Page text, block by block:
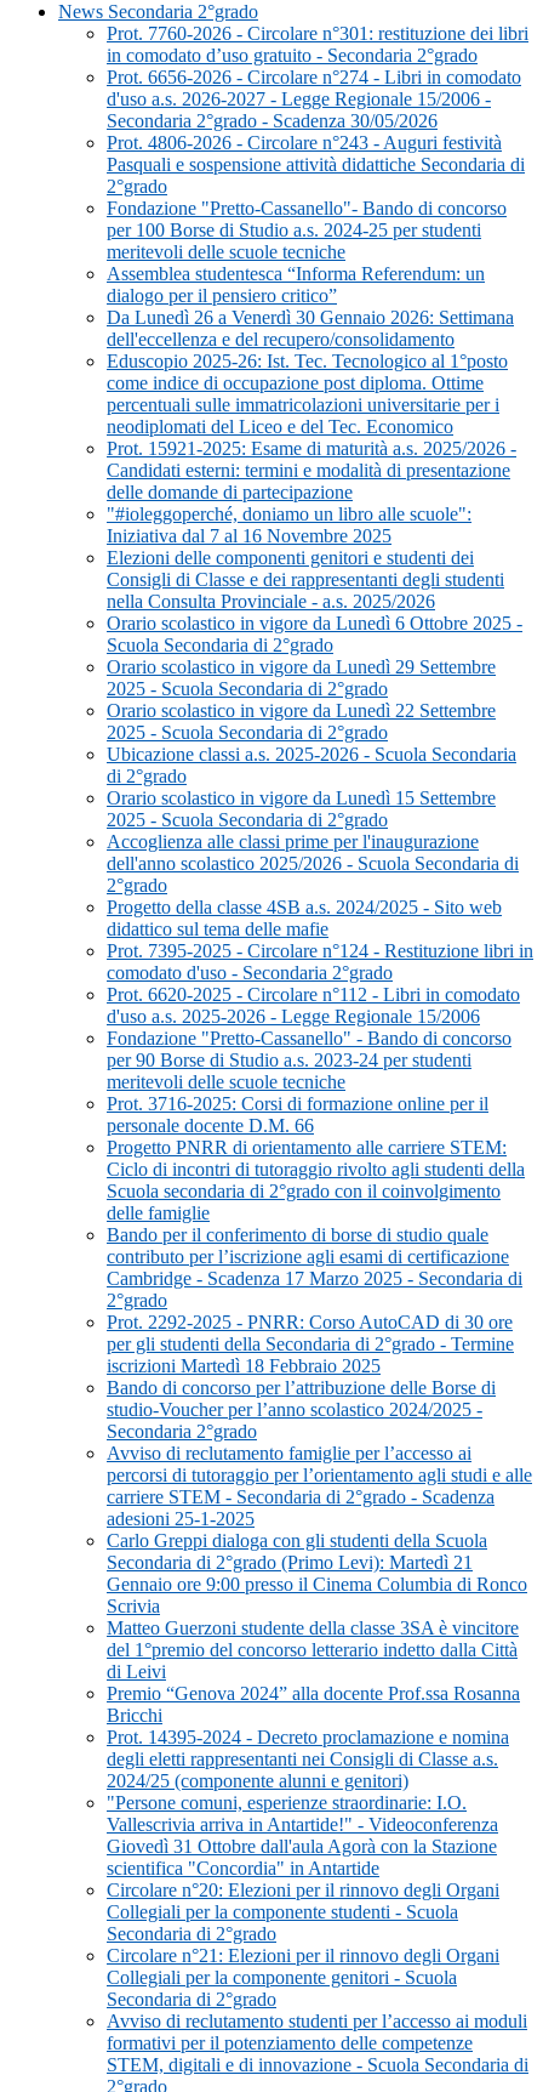
News Secondaria 2°grado
Prot. 7760-2026 - Circolare n°301: restituzione dei libri
in comodato d’uso gratuito - Secondaria 2°grado
Prot. 6656-2026 - Circolare n°274 - Libri in comodato
d'uso a.s. 2026-2027 - Legge Regionale 15/2006 -
Secondaria 2°grado - Scadenza 30/05/2026
Prot. 4806-2026 - Circolare n°243 - Auguri festività
Pasquali e sospensione attività didattiche Secondaria di
2°grado
Fondazione "Pretto-Cassanello"- Bando di concorso
per 100 Borse di Studio a.s. 2024-25 per studenti
meritevoli delle scuole tecniche
Assemblea studentesca “Informa Referendum: un
dialogo per il pensiero critico”
Da Lunedì 26 a Venerdì 30 Gennaio 2026: Settimana
dell'eccellenza e del recupero/consolidamento
Eduscopio 2025-26: Ist. Tec. Tecnologico al 1°posto
come indice di occupazione post diploma. Ottime
percentuali sulle immatricolazioni universitarie per i
neodiplomati del Liceo e del Tec. Economico
Prot. 15921-2025: Esame di maturità a.s. 2025/2026 -
Candidati esterni: termini e modalità di presentazione
delle domande di partecipazione
"#ioleggoperché, doniamo un libro alle scuole":
Iniziativa dal 7 al 16 Novembre 2025
Elezioni delle componenti genitori e studenti dei
Consigli di Classe e dei rappresentanti degli studenti
nella Consulta Provinciale - a.s. 2025/2026
Orario scolastico in vigore da Lunedì 6 Ottobre 2025 -
Scuola Secondaria di 2°grado
Orario scolastico in vigore da Lunedì 29 Settembre
2025 - Scuola Secondaria di 2°grado
Orario scolastico in vigore da Lunedì 22 Settembre
2025 - Scuola Secondaria di 2°grado
Ubicazione classi a.s. 2025-2026 - Scuola Secondaria
di 2°grado
Orario scolastico in vigore da Lunedì 15 Settembre
2025 - Scuola Secondaria di 2°grado
Accoglienza alle classi prime per l'inaugurazione
dell'anno scolastico 2025/2026 - Scuola Secondaria di
2°grado
Progetto della classe 4SB a.s. 2024/2025 - Sito web
didattico sul tema delle mafie
Prot. 7395-2025 - Circolare n°124 - Restituzione libri in
comodato d'uso - Secondaria 2°grado
Prot. 6620-2025 - Circolare n°112 - Libri in comodato
d'uso a.s. 2025-2026 - Legge Regionale 15/2006
Fondazione "Pretto-Cassanello" - Bando di concorso
per 90 Borse di Studio a.s. 2023-24 per studenti
meritevoli delle scuole tecniche
Prot. 3716-2025: Corsi di formazione online per il
personale docente D.M. 66
Progetto PNRR di orientamento alle carriere STEM:
Ciclo di incontri di tutoraggio rivolto agli studenti della
Scuola secondaria di 2°grado con il coinvolgimento
delle famiglie
Bando per il conferimento di borse di studio quale
contributo per l’iscrizione agli esami di certificazione
Cambridge - Scadenza 17 Marzo 2025 - Secondaria di
2°grado
Prot. 2292-2025 - PNRR: Corso AutoCAD di 30 ore
per gli studenti della Secondaria di 2°grado - Termine
iscrizioni Martedì 18 Febbraio 2025
Bando di concorso per l’attribuzione delle Borse di
studio-Voucher per l’anno scolastico 2024/2025 -
Secondaria 2°grado
Avviso di reclutamento famiglie per l’accesso ai
percorsi di tutoraggio per l’orientamento agli studi e alle
carriere STEM - Secondaria di 2°grado - Scadenza
adesioni 25-1-2025
Carlo Greppi dialoga con gli studenti della Scuola
Secondaria di 2°grado (Primo Levi): Martedì 21
Gennaio ore 9:00 presso il Cinema Columbia di Ronco
Scrivia
Matteo Guerzoni studente della classe 3SA è vincitore
del 1°premio del concorso letterario indetto dalla Città
di Leivi
Premio “Genova 2024” alla docente Prof.ssa Rosanna
Bricchi
Prot. 14395-2024 - Decreto proclamazione e nomina
degli eletti rappresentanti nei Consigli di Classe a.s.
2024/25 (componente alunni e genitori)
"Persone comuni, esperienze straordinarie: I.O.
Vallescrivia arriva in Antartide!" - Videoconferenza
Giovedì 31 Ottobre dall'aula Agorà con la Stazione
scientifica "Concordia" in Antartide
Circolare n°20: Elezioni per il rinnovo degli Organi
Collegiali per la componente studenti - Scuola
Secondaria di 2°grado
Circolare n°21: Elezioni per il rinnovo degli Organi
Collegiali per la componente genitori - Scuola
Secondaria di 2°grado
Avviso di reclutamento studenti per l’accesso ai moduli
formativi per il potenziamento delle competenze
STEM, digitali e di innovazione - Scuola Secondaria di
2°grado